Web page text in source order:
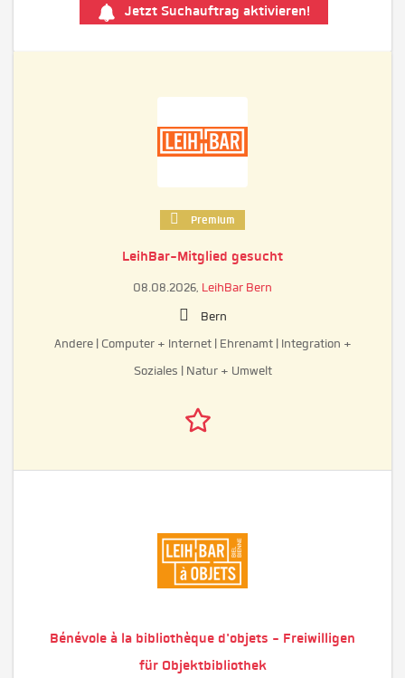
Jetzt Suchauftrag aktivieren!
Premium
LeihBar-Mitglied gesucht
08.08.2026, LeihBar Bern
Bern
Andere | Computer + Internet | Ehrenamt | Integration +
Soziales | Natur + Umwelt
Bénévole à la bibliothèque d'objets - Freiwilligen
für Objektbibliothek